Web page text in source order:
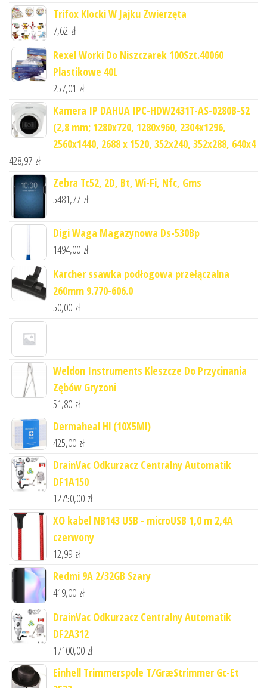
Trifox Klocki W Jajku Zwierzęta
7,62 zł
Rexel Worki Do Niszczarek 100Szt.40060
Plastikowe 40L
257,01 zł
Kamera IP DAHUA IPC-HDW2431T-AS-0280B-S2
(2,8 mm; 1280x720, 1280x960, 2304x1296,
2560x1440, 2688 x 1520, 352x240, 352x288, 640x4
428,97 zł
Zebra Tc52, 2D, Bt, Wi-Fi, Nfc, Gms
5481,77 zł
Digi Waga Magazynowa Ds-530Bp
1494,00 zł
Karcher ssawka podłogowa przełączalna
260mm 9.770-606.0
50,00 zł
Weldon Instruments Kleszcze Do Przycinania
Zębów Gryzoni
51,80 zł
Dermaheal Hl (10X5Ml)
425,00 zł
DrainVac Odkurzacz Centralny Automatik
DF1A150
12750,00 zł
XO kabel NB143 USB - microUSB 1,0 m 2,4A
czerwony
12,99 zł
Redmi 9A 2/32GB Szary
419,00 zł
DrainVac Odkurzacz Centralny Automatik
DF2A312
17100,00 zł
Einhell Trimmerspole T/GræStrimmer Gc-Et